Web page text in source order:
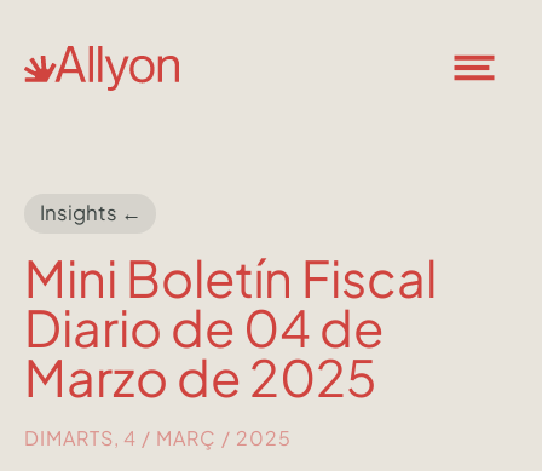
Insights ←
Mini Boletín Fiscal
Diario de 04 de
Marzo de 2025
DIMARTS, 4 / MARÇ / 2025